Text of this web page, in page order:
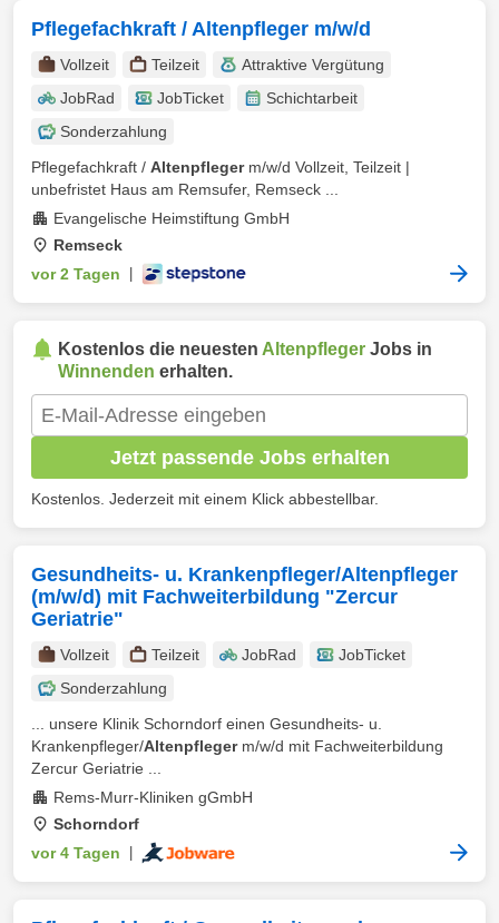
Pflegefachkraft / Altenpfleger m/w/d
Vollzeit Teilzeit
Attraktive Vergütung
JobRad
JobTicket
Schichtarbeit
Sonderzahlung
Pflegefachkraft / Altenpflegerm/w/d Vollzeit, Teilzeit |
unbefristet Haus am Remsufer, Remseck ...
Evangelische Heimstiftung GmbH
Remseck
vor 2 Tagen
Kostenlos die neuesten Altenpfleger Jobs in
Winnenden erhalten.
Jetzt passende Jobs erhalten
Kostenlos. Jederzeit mit einem Klick abbestellbar.
Gesundheits- u. Krankenpfleger/Altenpfleger
(m/w/d) mit Fachweiterbildung "Zercur
Geriatrie"
Vollzeit Teilzeit JobRad
JobTicket
Sonderzahlung
... unsere Klinik Schorndorf einen Gesundheits- u.
Krankenpfleger/Altenpflegerm/w/d mit Fachweiterbildung
Zercur Geriatrie ...
Rems-Murr-Kliniken gGmbH
Schorndorf
vor 4 Tagen